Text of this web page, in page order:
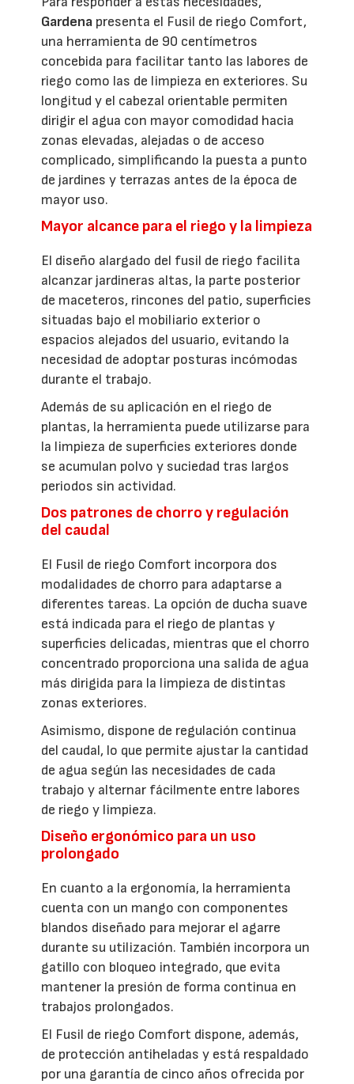
Gardena presenta el Fusil de riego Comfort,
una herramienta de 90 centímetros
concebida para facilitar tanto las labores de
riego como las de limpieza en exteriores. Su
longitud y el cabezal orientable permiten
dirigir el agua con mayor comodidad hacia
zonas elevadas, alejadas o de acceso
complicado, simplificando la puesta a punto
de jardines y terrazas antes de la época de
mayor uso.
Mayor alcance para el riego y la limpieza
El diseño alargado del fusil de riego facilita
alcanzar jardineras altas, la parte posterior
de maceteros, rincones del patio, superficies
situadas bajo el mobiliario exterior o
espacios alejados del usuario, evitando la
necesidad de adoptar posturas incómodas
durante el trabajo.
Además de su aplicación en el riego de
plantas, la herramienta puede utilizarse para
la limpieza de superficies exteriores donde
se acumulan polvo y suciedad tras largos
periodos sin actividad.
Dos patrones de chorro y regulación
del caudal
El Fusil de riego Comfort incorpora dos
modalidades de chorro para adaptarse a
diferentes tareas. La opción de ducha suave
está indicada para el riego de plantas y
superficies delicadas, mientras que el chorro
concentrado proporciona una salida de agua
más dirigida para la limpieza de distintas
zonas exteriores.
Asimismo, dispone de regulación continua
del caudal, lo que permite ajustar la cantidad
de agua según las necesidades de cada
trabajo y alternar fácilmente entre labores
de riego y limpieza.
Diseño ergonómico para un uso
prolongado
En cuanto a la ergonomía, la herramienta
cuenta con un mango con componentes
blandos diseñado para mejorar el agarre
durante su utilización. También incorpora un
gatillo con bloqueo integrado, que evita
mantener la presión de forma continua en
trabajos prolongados.
El Fusil de riego Comfort dispone, además,
de protección antiheladas y está respaldado
por una garantía de cinco años ofrecida por